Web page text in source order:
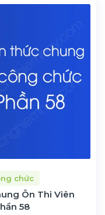
chức
Ôn Thi Viên
58